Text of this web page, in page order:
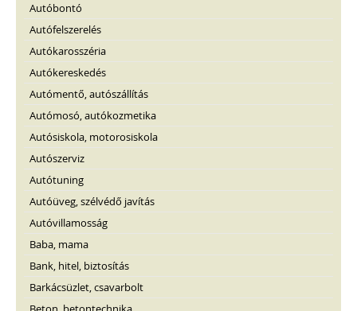
Autóbontó
Autófelszerelés
Autókarosszéria
Autókereskedés
Autómentő, autószállítás
Autómosó, autókozmetika
Autósiskola, motorosiskola
Autószerviz
Autótuning
Autóüveg, szélvédő javítás
Autóvillamosság
Baba, mama
Bank, hitel, biztosítás
Barkácsüzlet, csavarbolt